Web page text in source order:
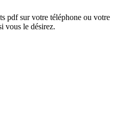
pdf sur votre téléphone ou votre
vous le désirez.